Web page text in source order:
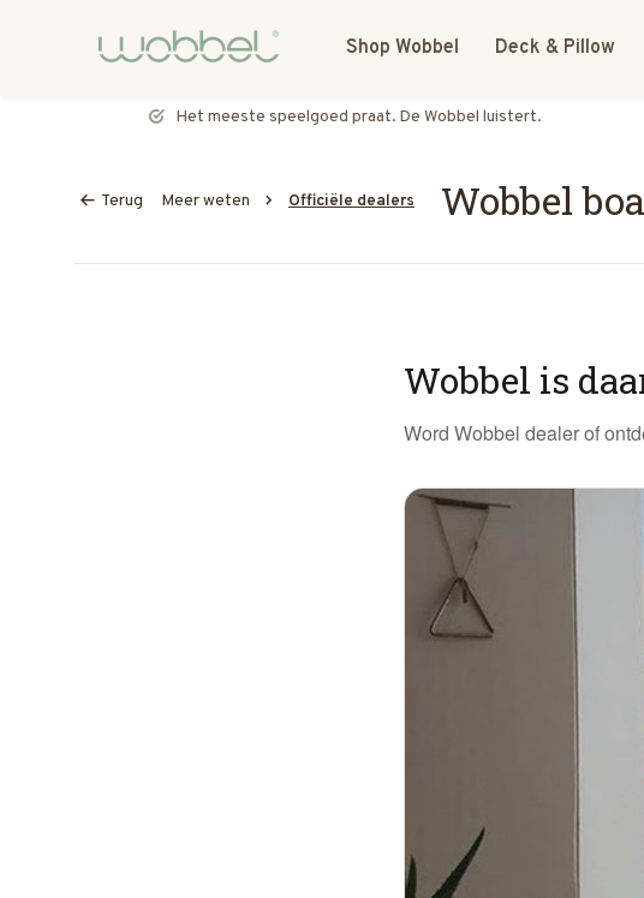
Shop Wobbel Deck & Pillow
Het meeste speelgoed praat. De Wobbel luistert.
Terug Meer weten Officiële dealers Wobbel
Wobbel is
Word Wobbel dealer of